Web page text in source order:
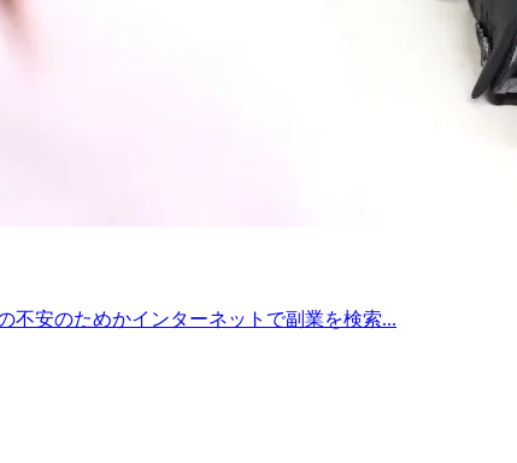
不安のためかインターネットで副業を検索...